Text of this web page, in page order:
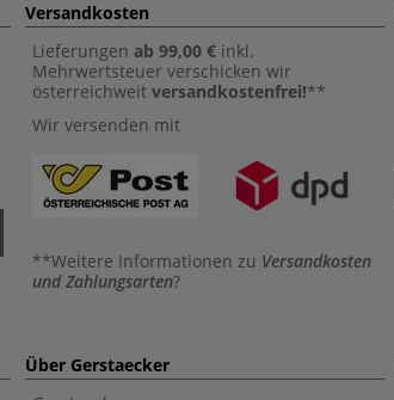
Versandkosten
Lieferungen ab 99,00 € inkl.
Mehrwertsteuer verschicken wir
österreichweit versandkostenfrei!**
Wir versenden mit
**Weitere Informationen zu Versandkosten
und Zahlungsarten?
Über Gerstaecker